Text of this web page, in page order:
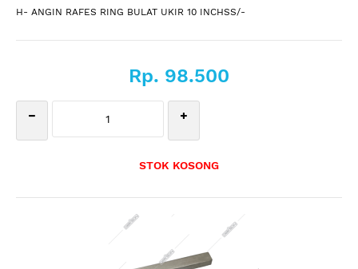
H- ANGIN RAFES RING BULAT UKIR 10 INCHSS/-
Rp. 98.500
STOK KOSONG